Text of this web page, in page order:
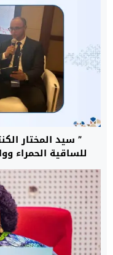
” سيد المختار
للساقية الحمراء
متميزة